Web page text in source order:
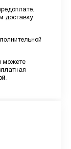
доставку
можете